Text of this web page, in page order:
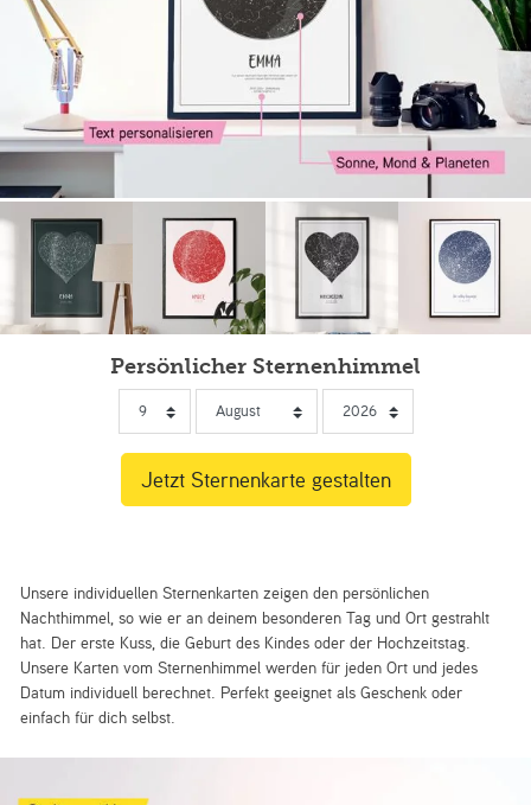
Persönlicher Sternenhimmel
Unsere individuellen Sternenkarten zeigen den persönlichen
Nachthimmel, so wie er an deinem besonderen Tag und Ort gestrahlt
hat. Der erste Kuss, die Geburt des Kindes oder der Hochzeitstag.
Unsere Karten vom Sternenhimmel werden für jeden Ort und jedes
Datum individuell berechnet. Perfekt geeignet als Geschenk oder
einfach für dich selbst.